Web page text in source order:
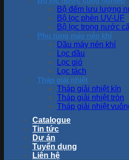
Bộ đếm lưu lượng
Bộ lọc phèn UV-UF
Bộ lọc trong nước
Phụ tùng máy nén khí
Dầu máy nén khí
Lọc dầu
Lọc gió
Lọc tách
Tháp giải nhiệt
Tháp giải nhiệt kín
Tháp giải nhiệt tròn
Tháp giải nhiệt
Catalogue
Tin tức
Dự án
Tuyển dụng
Liên hệ